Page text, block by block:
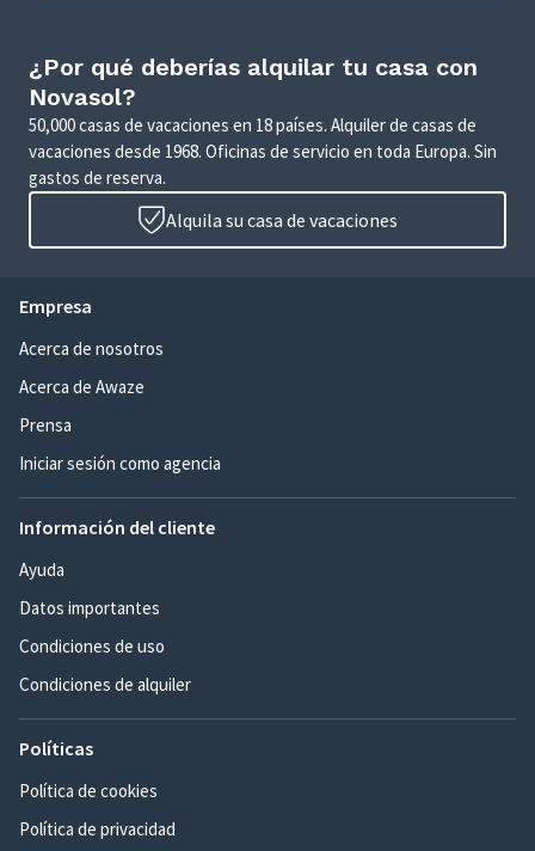
¿Por qué deberías alquilar tu casa con
Novasol?
50,000 casas de vacaciones en 18 países. Alquiler de casas de
vacaciones desde 1968. Oficinas de servicio en toda Europa. Sin
gastos de reserva.
Alquila su casa de vacaciones
Empresa
Acerca de nosotros
Acerca de Awaze
Prensa
Iniciar sesión como agencia
Información del cliente
Ayuda
Datos importantes
Condiciones de uso
Condiciones de alquiler
Políticas
Política de cookies
Política de privacidad